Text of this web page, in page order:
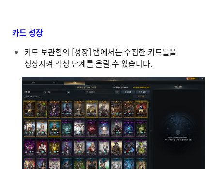
카드 성장
카드 보관함의 [성장] 탭에서는 수집한 카드들을
성장시켜 각성 단계를 올릴 수 있습니다.